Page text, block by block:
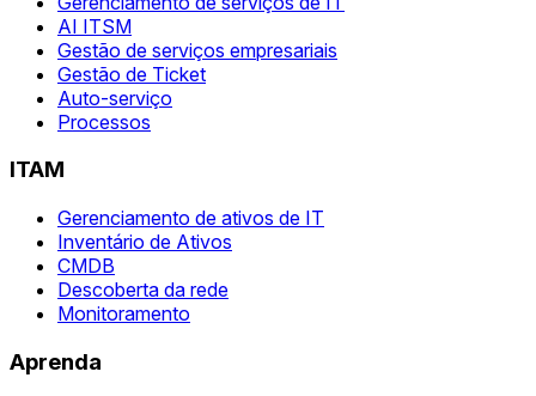
AI ITSM
Gestão de serviços empresariais
Gestão de Ticket
Auto-serviço
Processos
ITAM
Gerenciamento de ativos de IT
Inventário de Ativos
CMDB
Descoberta da rede
Monitoramento
Aprenda